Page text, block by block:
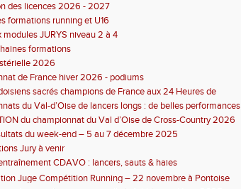
des licences 2026 - 2027
formations running et U16
modules JURYS niveau 2 à 4
formations
2026
de France hiver 2026 - podiums
sacrés champions de France aux 24 Heures de
du Val-d’Oise de lancers longs : de belles performances
Maradas
du championnat du Val d’Oise de Cross-Country 2026
du week-end – 5 au 7 décembre 2025
Jury à venir
CDAVO : lancers, sauts & haies
Juge Compétition Running – 22 novembre à Pontoise